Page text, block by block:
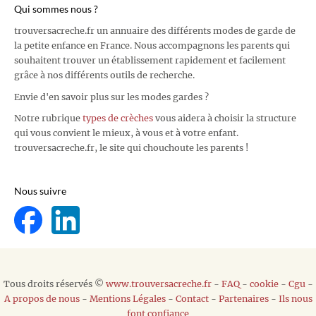
Qui sommes nous ?
trouversacreche.fr un annuaire des différents modes de garde de
la petite enfance en France. Nous accompagnons les parents qui
souhaitent trouver un établissement rapidement et facilement
grâce à nos différents outils de recherche.
Envie d'en savoir plus sur les modes gardes ?
Notre rubrique types de crèches vous aidera à choisir la structure
qui vous convient le mieux, à vous et à votre enfant.
trouversacreche.fr, le site qui chouchoute les parents !
Nous suivre
Tous droits réservés © www.trouversacreche.fr- FAQ- cookie- Cgu -
A propos de nous- Mentions Légales- Contact- Partenaires- Ils nous
font confiance